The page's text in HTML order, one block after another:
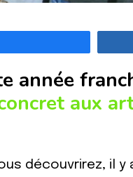
année
aux
découvrirez, il